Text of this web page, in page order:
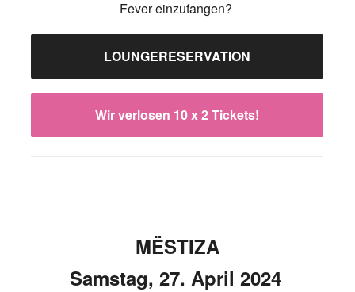
Fever einzufangen?
LOUNGERESERVATION
Wir verlosen 10 x 2 Tickets!
MËSTIZA
Samstag, 27. April 2024